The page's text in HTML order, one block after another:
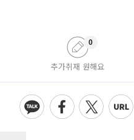
추가취재 원해요
0